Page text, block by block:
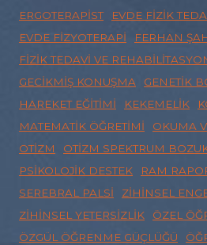
ERGOTERAPIST
EVDE FIZIK
EVDE FIZYOTERAPI
FERHAN
FIZIK TEDAVI VE
GECIKMIŞ KONUŞMA
GENETIK
HAREKET EĞITIMI
KEKEMELIK
MATEMATIK ÖĞRETIMI
OKUMA
OTIZM
OTIZM SPEKTRUM
PSIKOLOJIK DESTEK
RAM
SEREBRAL PALSI
ZIHINSEL
ZIHINSEL YETERSIZLIK
ÖZEL
ÖZGÜL ÖĞRENME GÜÇLÜĞÜ